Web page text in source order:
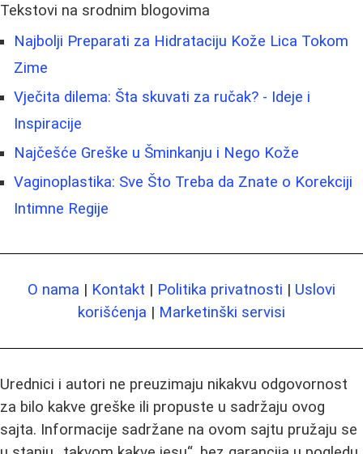
Tekstovi na srodnim blogovima
Najbolji Preparati za Hidrataciju Kože Lica Tokom
Zime
Vječita dilema: Šta skuvati za ručak? - Ideje i
Inspiracije
Najčešće Greške u Šminkanju i Nego Kože
Vaginoplastika: Sve Što Treba da Znate o Korekciji
Intimne Regije
O nama | Kontakt | Politika privatnosti | Uslovi
korišćenja | Marketinški servisi
Urednici i autori ne preuzimaju nikakvu odgovornost
za bilo kakve greške ili propuste u sadržaju ovog
sajta. Informacije sadržane na ovom sajtu pružaju se